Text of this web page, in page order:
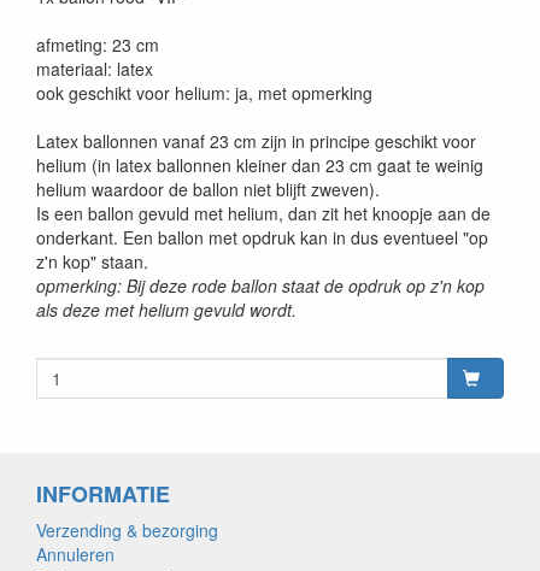
afmeting: 23 cm
materiaal: latex
ook geschikt voor helium: ja, met opmerking
Latex ballonnen vanaf 23 cm zijn in principe geschikt voor
helium (in latex ballonnen kleiner dan 23 cm gaat te weinig
helium waardoor de ballon niet blijft zweven).
Is een ballon gevuld met helium, dan zit het knoopje aan de
onderkant. Een ballon met opdruk kan in dus eventueel "op
z'n kop" staan.
opmerking: Bij deze rode ballon staat de opdruk op z'n kop
als deze met helium gevuld wordt.
INFORMATIE
Verzending & bezorging
Annuleren